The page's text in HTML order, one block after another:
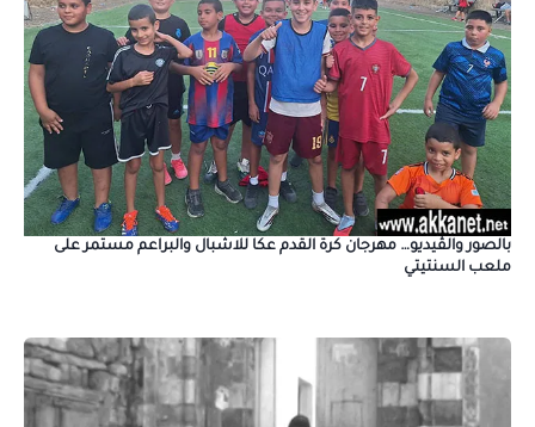
بالصور والڤيديو… مهرجان كرة القدم عكا للاشبال والبراعم مستمر على
ملعب السنتيتي